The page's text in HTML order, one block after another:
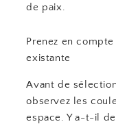
de paix.
Prenez en
existante
Avant de
observez les
espace. Y a-t-il